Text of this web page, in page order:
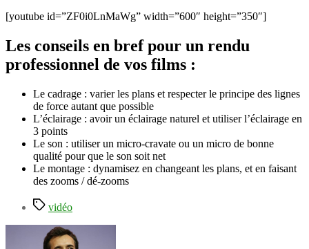
[youtube id=”ZF0i0LnMaWg” width=”600″ height=”350″]
Les conseils en bref pour un rendu
professionnel de vos films :
Le cadrage : varier les plans et respecter le principe des lignes
de force autant que possible
L’éclairage : avoir un éclairage naturel et utiliser l’éclairage en
3 points
Le son : utiliser un micro-cravate ou un micro de bonne
qualité pour que le son soit net
Le montage : dynamisez en changeant les plans, et en faisant
des zooms / dé-zooms
Étiquettes
vidéo